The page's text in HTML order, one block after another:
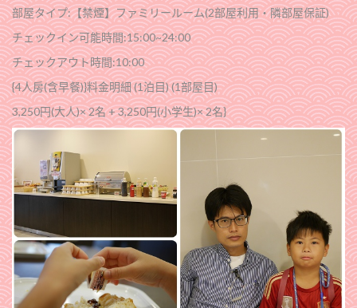
部屋タイプ:【禁煙】ファミリールーム(2部屋利用・隣部屋保証)
チェックイン可能時間:15:00~24:00
チェックアウト時間:10:00
{4人房­(含早餐)}料金明細 (1泊目) (1部屋目)
3,250円(大人)× 2名 + 3,250円(小学生)× 2名}